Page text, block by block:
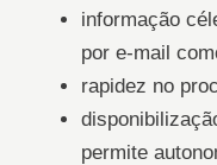
informação
por e-mail
rapidez no
permite